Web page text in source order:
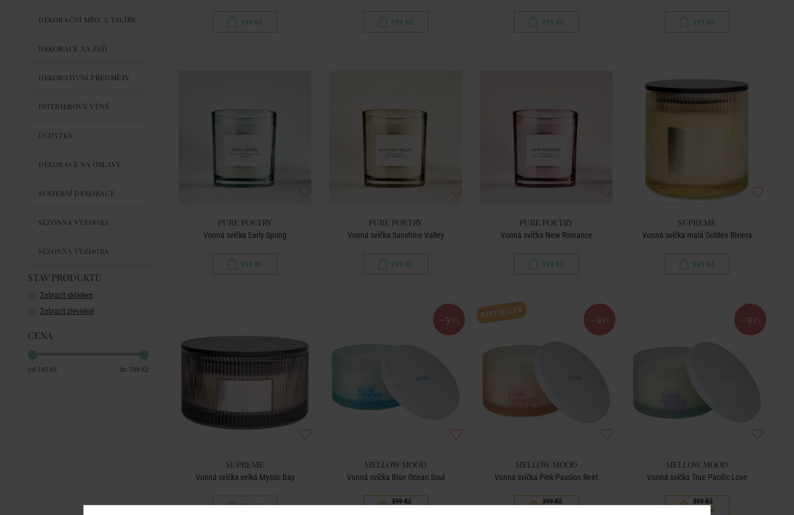
DEKORAČNÍ MÍSY A TALÍŘE
DEKORACE NA ZEĎ
DEKORATIVNÍ PŘEDMĚTY
INTERIÉROVÉ VŮNĚ
ÚCHYTKY
DEKORACE NA OSLAVY
SVATEBNÍ DEKORACE
SEZÓNNA VÝZDOBA
SEZÓNNA VÝZDOBA
STAV PRODUKTU
Zobrazit skladem
Zobrazit zlevněné
CENA
160 Kč 799 Kč
399 Kč 399 Kč 399 Kč 399 Kč
PURE POETRY
Vonná svíčka Early Spring
399 Kč
PURE POETRY
Vonná svíčka Sunshine Valley
399 Kč
PURE POETRY
Vonná svíčka New Romance
399 Kč
SUPREME
Vonná svíčka malá Golden Riviera
549 Kč
SUPREME
Vonná svíčka velká Mystic Bay
799 Kč
-50 %
MELLOW MOOD
Vonná svíčka Blue Ocean Soul
399 Kč
BESTSELLER -50 %
MELLOW MOOD
Vonná svíčka Pink Passion Reef
399 Kč
-50 %
MELLOW MOOD
Vonná svíčka True Pacific Love
399 Kč
200 Kč